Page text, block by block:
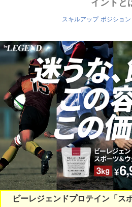
イントと
スキルアップ ポジション
ビーレジェンドプロテイン「ス